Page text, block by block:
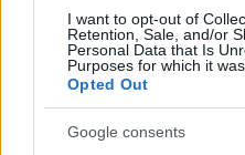
I want to opt-out of
Retention, Sale, and/or
Personal Data that Is
Purposes for which it
Opted Out
Google consents